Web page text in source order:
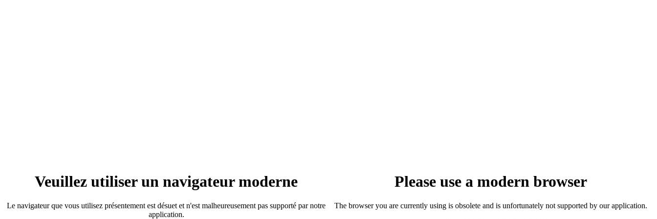
Veuillez utiliser un navigateur moderne
Le navigateur que vous utilisez présentement est désuet et n'est malheureusement pas supporté par notre
application.
Please use a modern browser
The browser you are currently using is obsolete and is unfortunately not supported by our application.